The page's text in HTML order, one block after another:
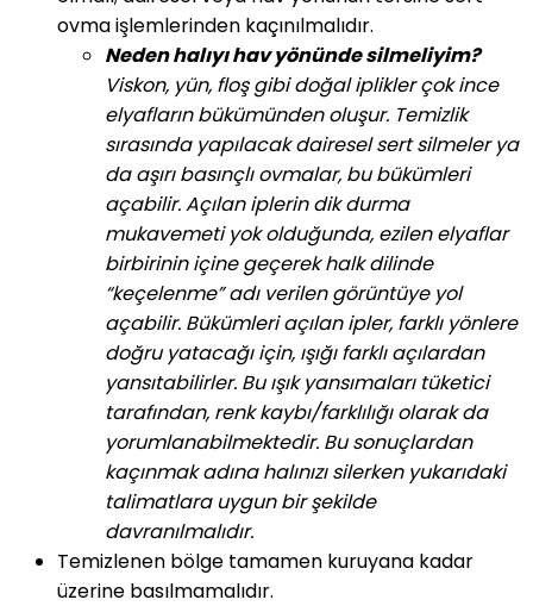
ovma işlemlerinden kaçınılmalıdır.
Neden halıyı hav yönünde silmeliyim?
Viskon, yün, floş gibi doğal iplikler çok ince
elyafların bükümünden oluşur. Temizlik
sırasında yapılacak dairesel sert silmeler ya
da aşırı basınçlı ovmalar, bu bükümleri
açabilir. Açılan iplerin dik durma
mukavemeti yok olduğunda, ezilen elyaflar
birbirinin içine geçerek halk dilinde
“keçelenme” adı verilen görüntüye yol
açabilir. Bükümleri açılan ipler, farklı yönlere
doğru yatacağı için, ışığı farklı açılardan
yansıtabilirler. Bu ışık yansımaları tüketici
tarafından, renk kaybı/farklılığı olarak da
yorumlanabilmektedir. Bu sonuçlardan
kaçınmak adına halınızı silerken yukarıdaki
talimatlara uygun bir şekilde
davranılmalıdır.
Temizlenen bölge tamamen kuruyana kadar
üzerine basılmamalıdır.